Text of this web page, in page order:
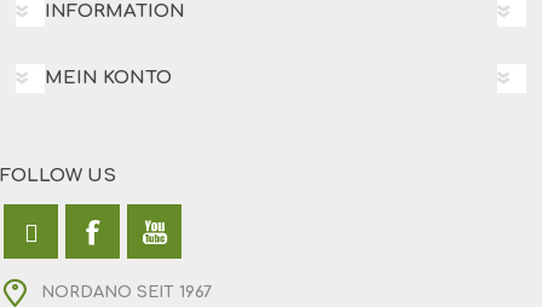
INFORMATION
MEIN KONTO
FOLLOW US
NORDANO SEIT 1967